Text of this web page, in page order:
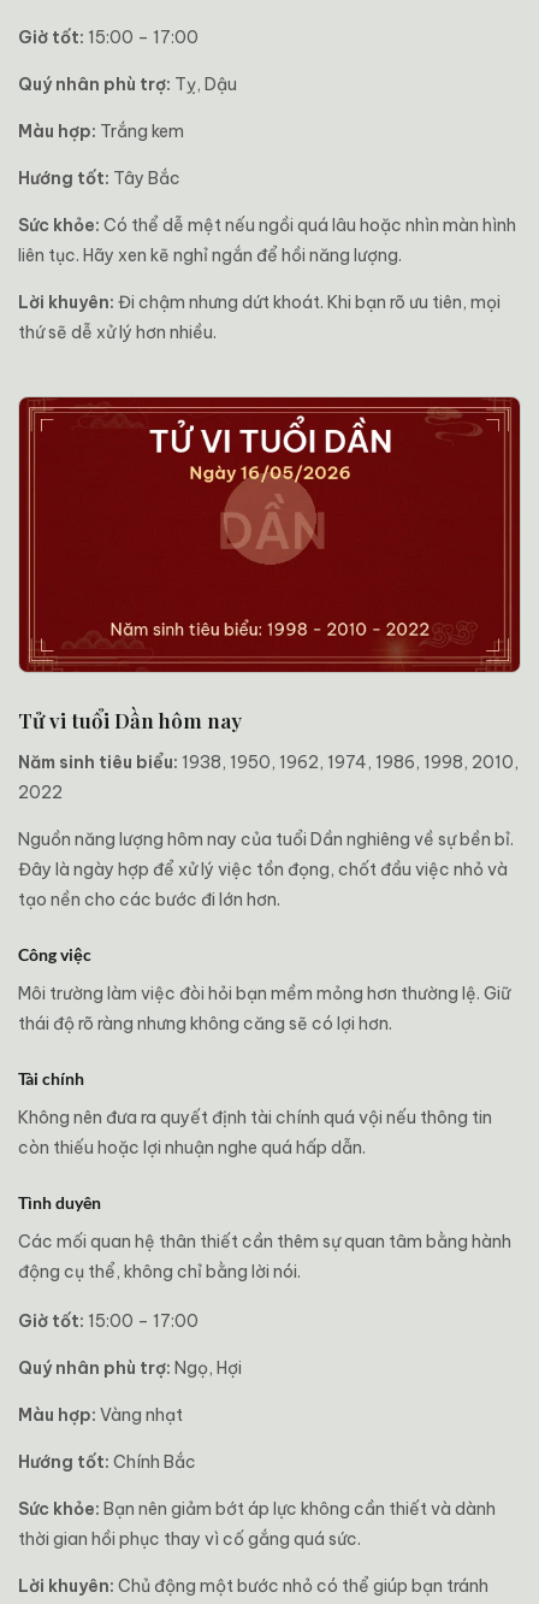
Giờ tốt: 15:00 – 17:00
Quý nhân phù trợ: Tỵ, Dậu
Màu hợp: Trắng kem
Hướng tốt: Tây Bắc
Sức khỏe: Có thể dễ mệt nếu ngồi quá lâu hoặc nhìn màn hình
liên tục. Hãy xen kẽ nghỉ ngắn để hồi năng lượng.
Lời khuyên: Đi chậm nhưng dứt khoát. Khi bạn rõ ưu tiên, mọi
thứ sẽ dễ xử lý hơn nhiều.
Tử vi tuổi Dần hôm nay
Năm sinh tiêu biểu: 1938, 1950, 1962, 1974, 1986, 1998, 2010,
2022
Nguồn năng lượng hôm nay của tuổi Dần nghiêng về sự bền bỉ.
Đây là ngày hợp để xử lý việc tồn đọng, chốt đầu việc nhỏ và
tạo nền cho các bước đi lớn hơn.
Công việc
Môi trường làm việc đòi hỏi bạn mềm mỏng hơn thường lệ. Giữ
thái độ rõ ràng nhưng không căng sẽ có lợi hơn.
Tài chính
Không nên đưa ra quyết định tài chính quá vội nếu thông tin
còn thiếu hoặc lợi nhuận nghe quá hấp dẫn.
Tình duyên
Các mối quan hệ thân thiết cần thêm sự quan tâm bằng hành
động cụ thể, không chỉ bằng lời nói.
Giờ tốt: 15:00 – 17:00
Quý nhân phù trợ: Ngọ, Hợi
Màu hợp: Vàng nhạt
Hướng tốt: Chính Bắc
Sức khỏe: Bạn nên giảm bớt áp lực không cần thiết và dành
thời gian hồi phục thay vì cố gắng quá sức.
Lời khuyên: Chủ động một bước nhỏ có thể giúp bạn tránh